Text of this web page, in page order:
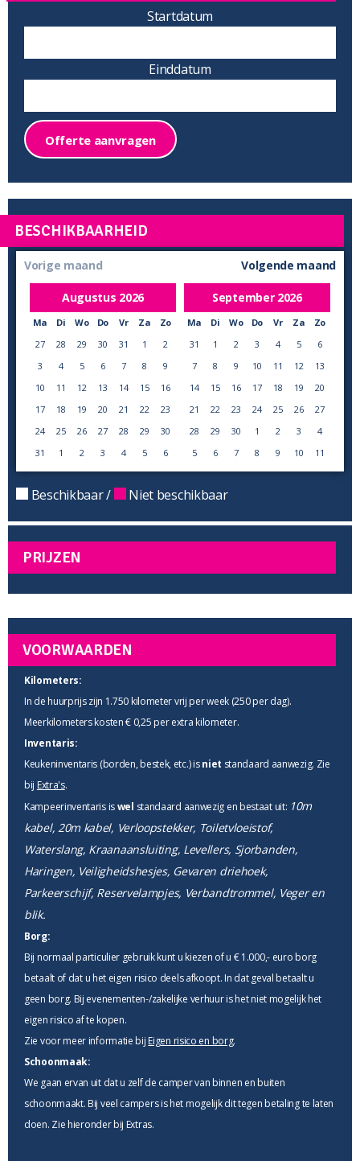
Startdatum
Einddatum
Offerte aanvragen
BESCHIKBAARHEID
Vorige maand
Augustus 2026
Ma Di Wo Do Vr Za
Zo
27
28 29 30 31 1
2
3
4 5 6 7 8
9
10
11 12 13 14 15
16
17
18 19 20 21 22
23
24
25 26 27 28 29
30
31
1 2 3 4 5 6
Volgende maand
September 2026
Ma Di Wo Do Vr Za
Zo
31
1 2 3 4 5
6
7
8 9 10 11 12
13
14
15 16 17 18 19
20
21
22 23 24 25 26
27
28
29 30 1 2 3
4
5
6 7 8 9 10 11
Beschikbaar / Niet beschikbaar
PRIJZEN
VOORWAARDEN
Kilometers:
In de huurprijs zijn 1.750 kilometer vrij per week (250 per dag).
Meerkilometers kosten € 0,25 per extra kilometer.
Inventaris:
Keukeninventaris (borden, bestek, etc.) isniet standaard aanwezig. Zie
bij Extra's.
Kampeerinventaris iswel standaard aanwezig en bestaat uit: 10m
kabel, 20m kabel, Verloopstekker, Toiletvloeistof,
Waterslang, Kraanaansluiting, Levellers, Sjorbanden,
Haringen, Veiligheidshesjes, Gevaren driehoek,
Parkeerschijf, Reservelampjes, Verbandtrommel, Veger en
blik.
Borg:
Bij normaal particulier gebruik kunt u kiezen of u € 1.000,- euro borg
betaalt of dat u het eigen risico deels afkoopt. In dat geval betaalt u
geen borg. Bij evenementen-/zakelijke verhuur is het niet mogelijk het
eigen risico af te kopen.
Zie voor meer informatie bij Eigen risico en borg.
Schoonmaak:
We gaan ervan uit dat u zelf de camper van binnen en buiten
schoonmaakt. Bij veel campers is het mogelijk dit tegen betaling te laten
doen. Zie hieronder bij Extras.